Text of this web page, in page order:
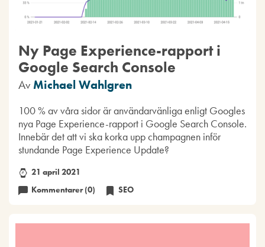
Ny Page Experience-rapport i
Google Search Console
Av Michael Wahlgren
100 % av våra sidor är användarvänliga enligt Googles
nya Page Experience-rapport i Google Search Console.
Innebär det att vi ska korka upp champagnen inför
stundande Page Experience Update?
21 april 2021
Kommentarer (0)
SEO